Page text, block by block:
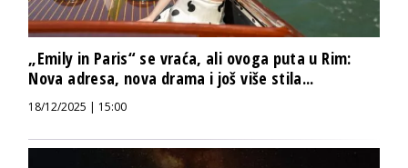
„Emily in Paris“ se vraća, ali ovoga puta u Rim:
Nova adresa, nova drama i još više stila...
18/12/2025 | 15:00